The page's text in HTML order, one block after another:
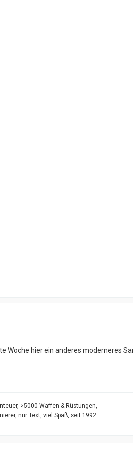
Woche hier ein anderes moderneres
>5000 Waffen & Rüstungen,
nur Text, viel Spaß, seit 1992.